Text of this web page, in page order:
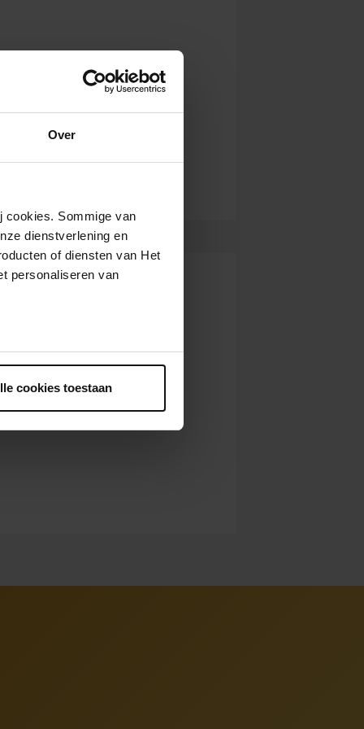
Over
cookies. Sommige van
dienstverlening en
of diensten van Het
personaliseren van
cookies toestaan